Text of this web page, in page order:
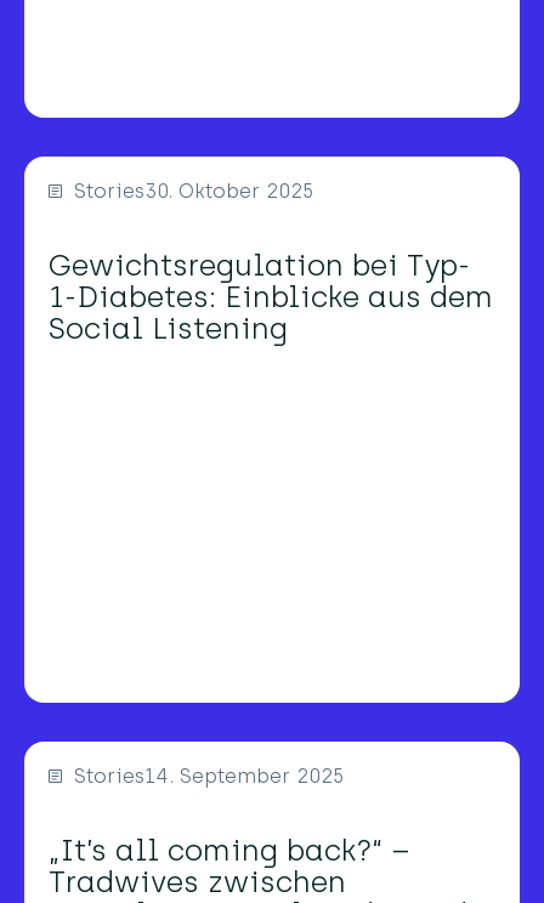
Stories30. Oktober 2025
Gewichtsregulation bei Typ-
1-Diabetes: Einblicke aus dem
Social Listening
Stories14. September 2025
„It’s all coming back?“ –
Tradwives zwischen